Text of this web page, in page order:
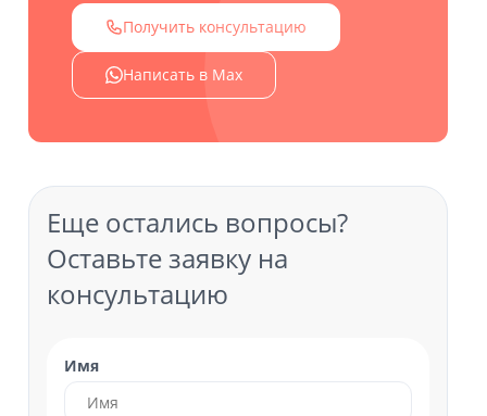
Получить консультацию
Написать в Max
Еще остались вопросы?
Оставьте заявку на
консультацию
Имя